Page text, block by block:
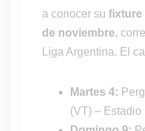
a conocer su fixture
de noviembre,
Liga Argentina. El
Martes 4:
(VT) –